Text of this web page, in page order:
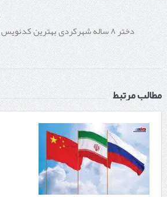
دختر ۸ ساله شهرکردی بهترین کدنویس جهان شد
مطالب مرتبط